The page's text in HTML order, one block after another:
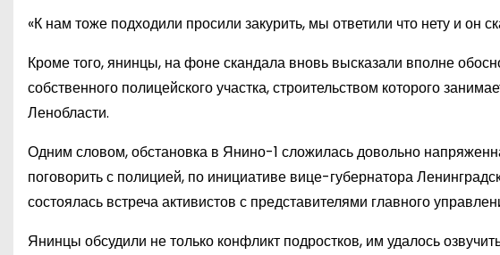
«К нам тоже подходили просили закурить, мы ответили что нету и он
Кроме того, янинцы, на фоне скандала вновь высказали вполне
собственного полицейского участка, строительством которого
Ленобласти.
Одним словом, обстановка в Янино-1 сложилась довольно
поговорить с полицией, по инициативе вице-губернатора
состоялась встреча активистов с представителями главного
Янинцы обсудили не только конфликт подростков, им удалось